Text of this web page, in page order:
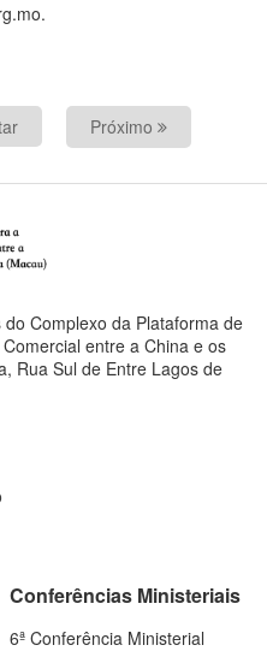
Próximo
Complexo da Plataforma de
entre a China e os
Rua Sul de Entre Lagos de
Conferências Ministeriais
6ª Conferência Ministerial